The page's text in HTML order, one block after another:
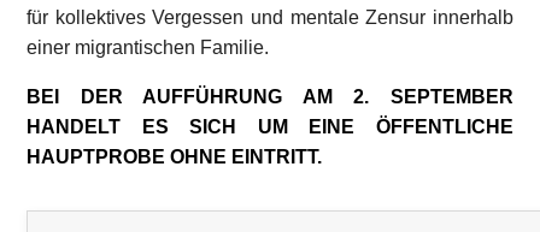
für kollektives Vergessen und mentale Zensur innerhalb
einer migrantischen Familie.
BEI DER AUFFÜHRUNG AM 2. SEPTEMBER
HANDELT ES SICH UM EINE ÖFFENTLICHE
HAUPTPROBE OHNE EINTRITT.